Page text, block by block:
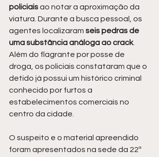
policiais ao notar a aproximação da
viatura. Durante a busca pessoal, os
agentes localizaram seis pedras de
uma substância análoga ao crack.
Além do flagrante por posse de
droga, os policiais constataram que o
detido já possui um histórico criminal
conhecido por furtos a
estabelecimentos comerciais no
centro da cidade.
O suspeito e o material apreendido
foram apresentados na sede da 22ª